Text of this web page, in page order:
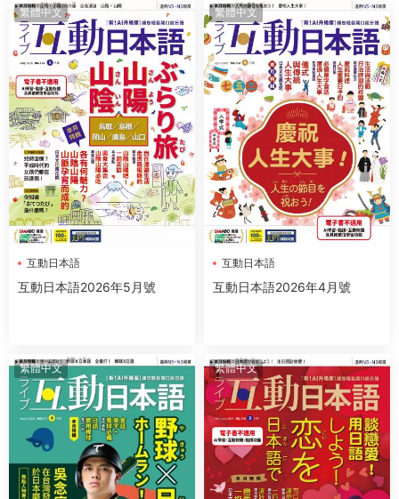
繁體中文
互動日本語
互動日本語2026年5月號
繁體中文
互動日本語
互動日本語2026年4月號
繁體中文 繁體中文